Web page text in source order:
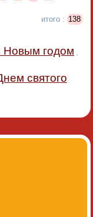
итого : 138
Новым годом ,
святого